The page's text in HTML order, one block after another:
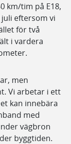
km/tim på E18,
eftersom vi
för två
i vardera
men
Vi arbetar i ett
kan innebära
med
vägbron
byggtiden.